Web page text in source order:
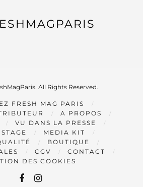
All Rights Reserved.
FRESH MAG PARIS
A PROPOS
VU DANS LA PRESSE
MEDIA KIT
BOUTIQUE
CGV
CONTACT
DES COOKIES